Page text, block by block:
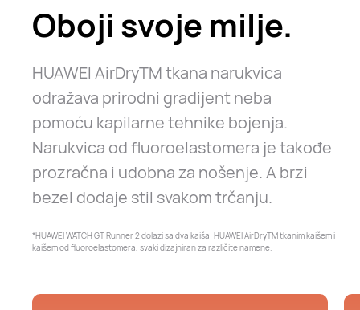
Oboji svoje milje.
HUAWEI AirDryTM tkana narukvica
odražava prirodni gradijent neba
pomoću kapilarne tehnike bojenja.
Narukvica od fluoroelastomera je takođe
prozračna i udobna za nošenje. A brzi
bezel dodaje stil svakom trčanju.
*HUAWEI WATCH GT Runner 2 dolazi sa dva kaiša: HUAWEI AirDryTM tkanim kaišem i
kaišem od fluoroelastomera, svaki dizajniran za različite namene.